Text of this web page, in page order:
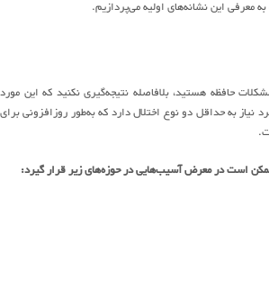
معرفی این نشانه‌های اولیه می‌پردازیم.
حافظه هستید، بلافاصله نتیجه‌گیری نکنید که این مورد
به حداقل دو نوع اختلال دارد که به‌طور روزافزونی برای
است در معرض آسیب‌هایی در حوزه‌های زیر قرار گیرد: